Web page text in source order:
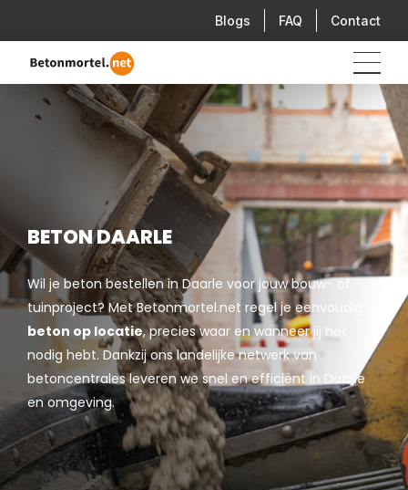
Blogs FAQ Contact
BETON DAARLE
Wil je beton bestellen in Daarle voor jouw bouw- of
tuinproject? Met Betonmortel.net regel je eenvoudig
beton op locatie, precies waar en wanneer jij het
nodig hebt. Dankzij ons landelijke netwerk van
betoncentrales leveren we snel en efficiënt in Daarle
en omgeving.